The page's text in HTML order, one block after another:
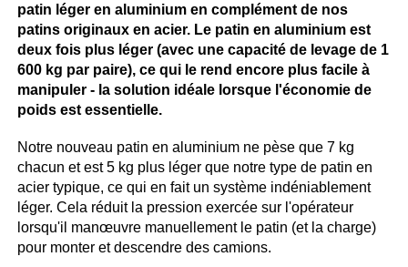
patin léger en aluminium en complément de nos
patins originaux en acier. Le patin en aluminium est
deux fois plus léger (avec une capacité de levage de 1
600 kg par paire), ce qui le rend encore plus facile à
manipuler - la solution idéale lorsque l'économie de
poids est essentielle.
Notre nouveau patin en aluminium ne pèse que 7 kg
chacun et est 5 kg plus léger que notre type de patin en
acier typique, ce qui en fait un système indéniablement
léger. Cela réduit la pression exercée sur l'opérateur
lorsqu'il manœuvre manuellement le patin (et la charge)
pour monter et descendre des camions.